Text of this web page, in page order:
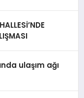
ulaşım ağı